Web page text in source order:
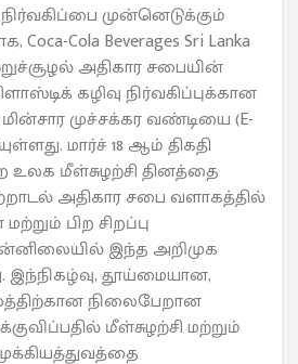
முன்னெடுக்கும்
Cola Beverages Sri Lanka
அதிகார சபையின்
கழிவு நிர்வகிப்புக்கான
முச்சக்கர வண்டியை (E-
மார்ச் 18 ஆம் திகதி
மீள்சுழற்சி தினத்தை
அதிகார சபை வளாகத்தில்
பிற சிறப்பு
இந்த அறிமுக
இந்நிகழ்வு, தூய்மையான,
நிலைபேறான
மீள்சுழற்சி மற்றும்